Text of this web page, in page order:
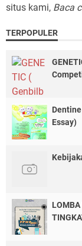
situs kami, Baca
TERPOPULER
Essay)